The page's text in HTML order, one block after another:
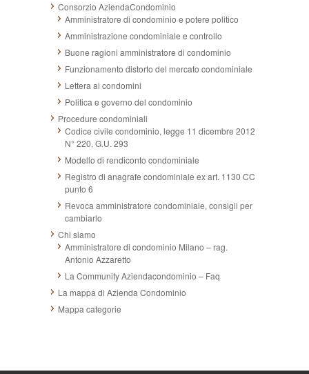
Consorzio AziendaCondominio
Amministratore di condominio e potere politico
Amministrazione condominiale e controllo
Buone ragioni amministratore di condominio
Funzionamento distorto del mercato condominiale
Lettera ai condomini
Politica e governo del condominio
Procedure condominiali
Codice civile condominio, legge 11 dicembre 2012
N° 220, G.U. 293
Modello di rendiconto condominiale
Registro di anagrafe condominiale ex art. 1130 CC
punto 6
Revoca amministratore condominiale, consigli per
cambiarlo
Chi siamo
Amministratore di condominio Milano – rag.
Antonio Azzaretto
La Community Aziendacondominio – Faq
La mappa di Azienda Condominio
Mappa categorie